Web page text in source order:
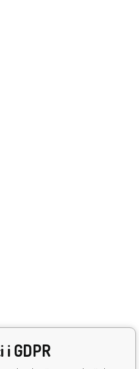
i GDPR